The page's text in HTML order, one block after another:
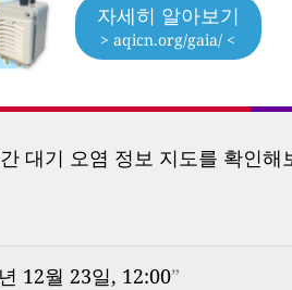
자세히 알아보기
> aqicn.org/gaia/ <
대기 오염 정보 지도를 확인해
12월 23일, 12:00”